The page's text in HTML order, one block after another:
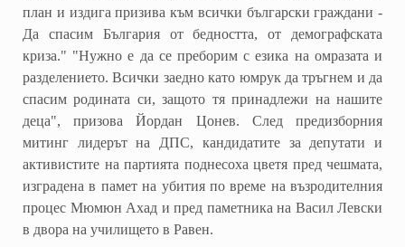
план и издига призива към всички български граждани -
Да спасим България от бедността, от демографската
криза." "Нужно е да се преборим с езика на омразата и
разделението. Всички заедно като юмрук да тръгнем и да
спасим родината си, защото тя принадлежи на нашите
деца", призова Йордан Цонев. След предизборния
митинг лидерът на ДПС, кандидатите за депутати и
активистите на партията поднесоха цветя пред чешмата,
изградена в памет на убития по време на възродителния
процес Мюмюн Ахад и пред паметника на Васил Левски
в двора на училището в Равен.